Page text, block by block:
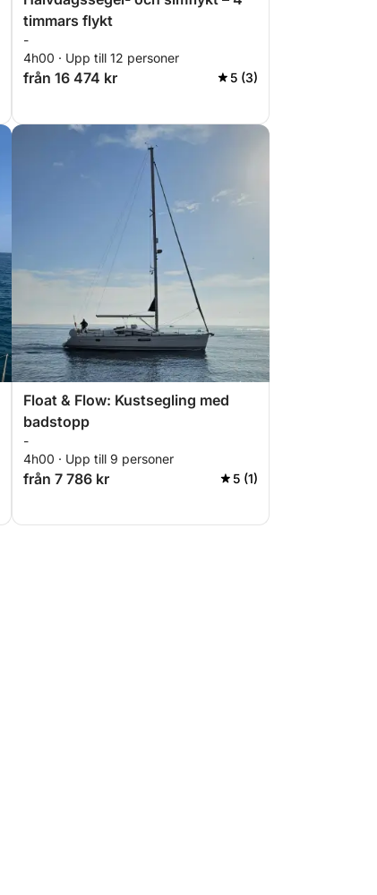
timmars flykt
-
4h00 · Upp till 12 personer
från 16 474 kr 5 (3)
Float & Flow: Kustsegling med
badstopp
-
4h00 · Upp till 9 personer
från 7 786 kr 5 (1)